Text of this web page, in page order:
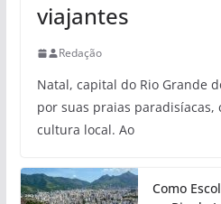
viajantes
Redação
Natal, capital do Rio Grande
por suas praias
cultura local. Ao
Como